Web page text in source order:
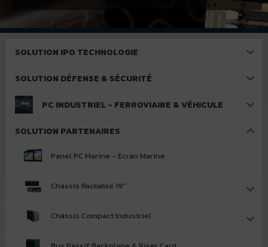
SOLUTION IPO TECHNOLOGIE
SOLUTION DÉFENSE & SÉCURITÉ
PC INDUSTRIEL - FERROVIAIRE & VÉHICULE
SOLUTION PARTENAIRES
Panel PC Marine - Ecran Marine
Châssis Rackable 19"
Châssis Compact Industriel